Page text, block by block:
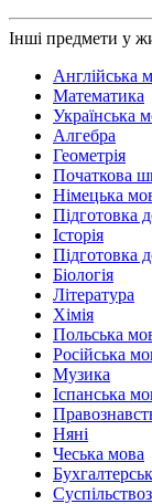
Інші предмети у
Англійська
Математика
Українська
Алгебра
Геометрія
Початкова
Німецька
Підготовка
Історія
Підготовка
Біологія
Література
Хімія
Польська
Російська
Музика
Іспанська
Няні
Чеська мова